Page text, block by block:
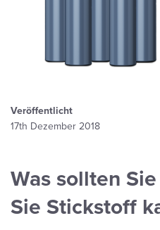
Veröffentlicht
17th Dezember 2018
Was sollten
Sie Stickstoff